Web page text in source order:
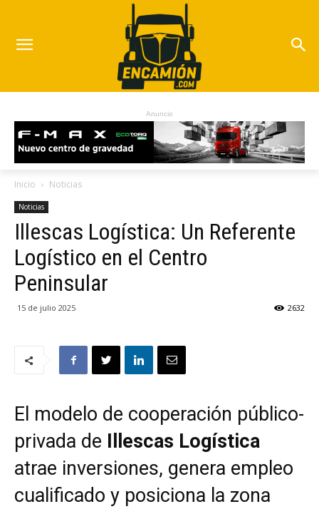
Anuncio
Inicio Noticias
Noticias
Illescas Logística: Un Referente
Logístico en el Centro
Peninsular
15 de julio 2025 2632
El modelo de cooperación público-
privada de
Illescas Logística
atrae inversiones, genera empleo
cualificado y posiciona la zona